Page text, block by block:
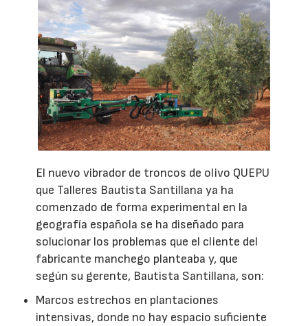
El nuevo vibrador de troncos de olivo QUEPU
que Talleres Bautista Santillana ya ha
comenzado de forma experimental en la
geografía española se ha diseñado para
solucionar los problemas que el cliente del
fabricante manchego planteaba y, que
según su gerente, Bautista Santillana, son:
Marcos estrechos en plantaciones
intensivas, donde no hay espacio suficiente